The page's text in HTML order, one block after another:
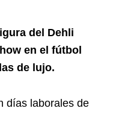
del Dehli
en el fútbol
de lujo.
días laborales de